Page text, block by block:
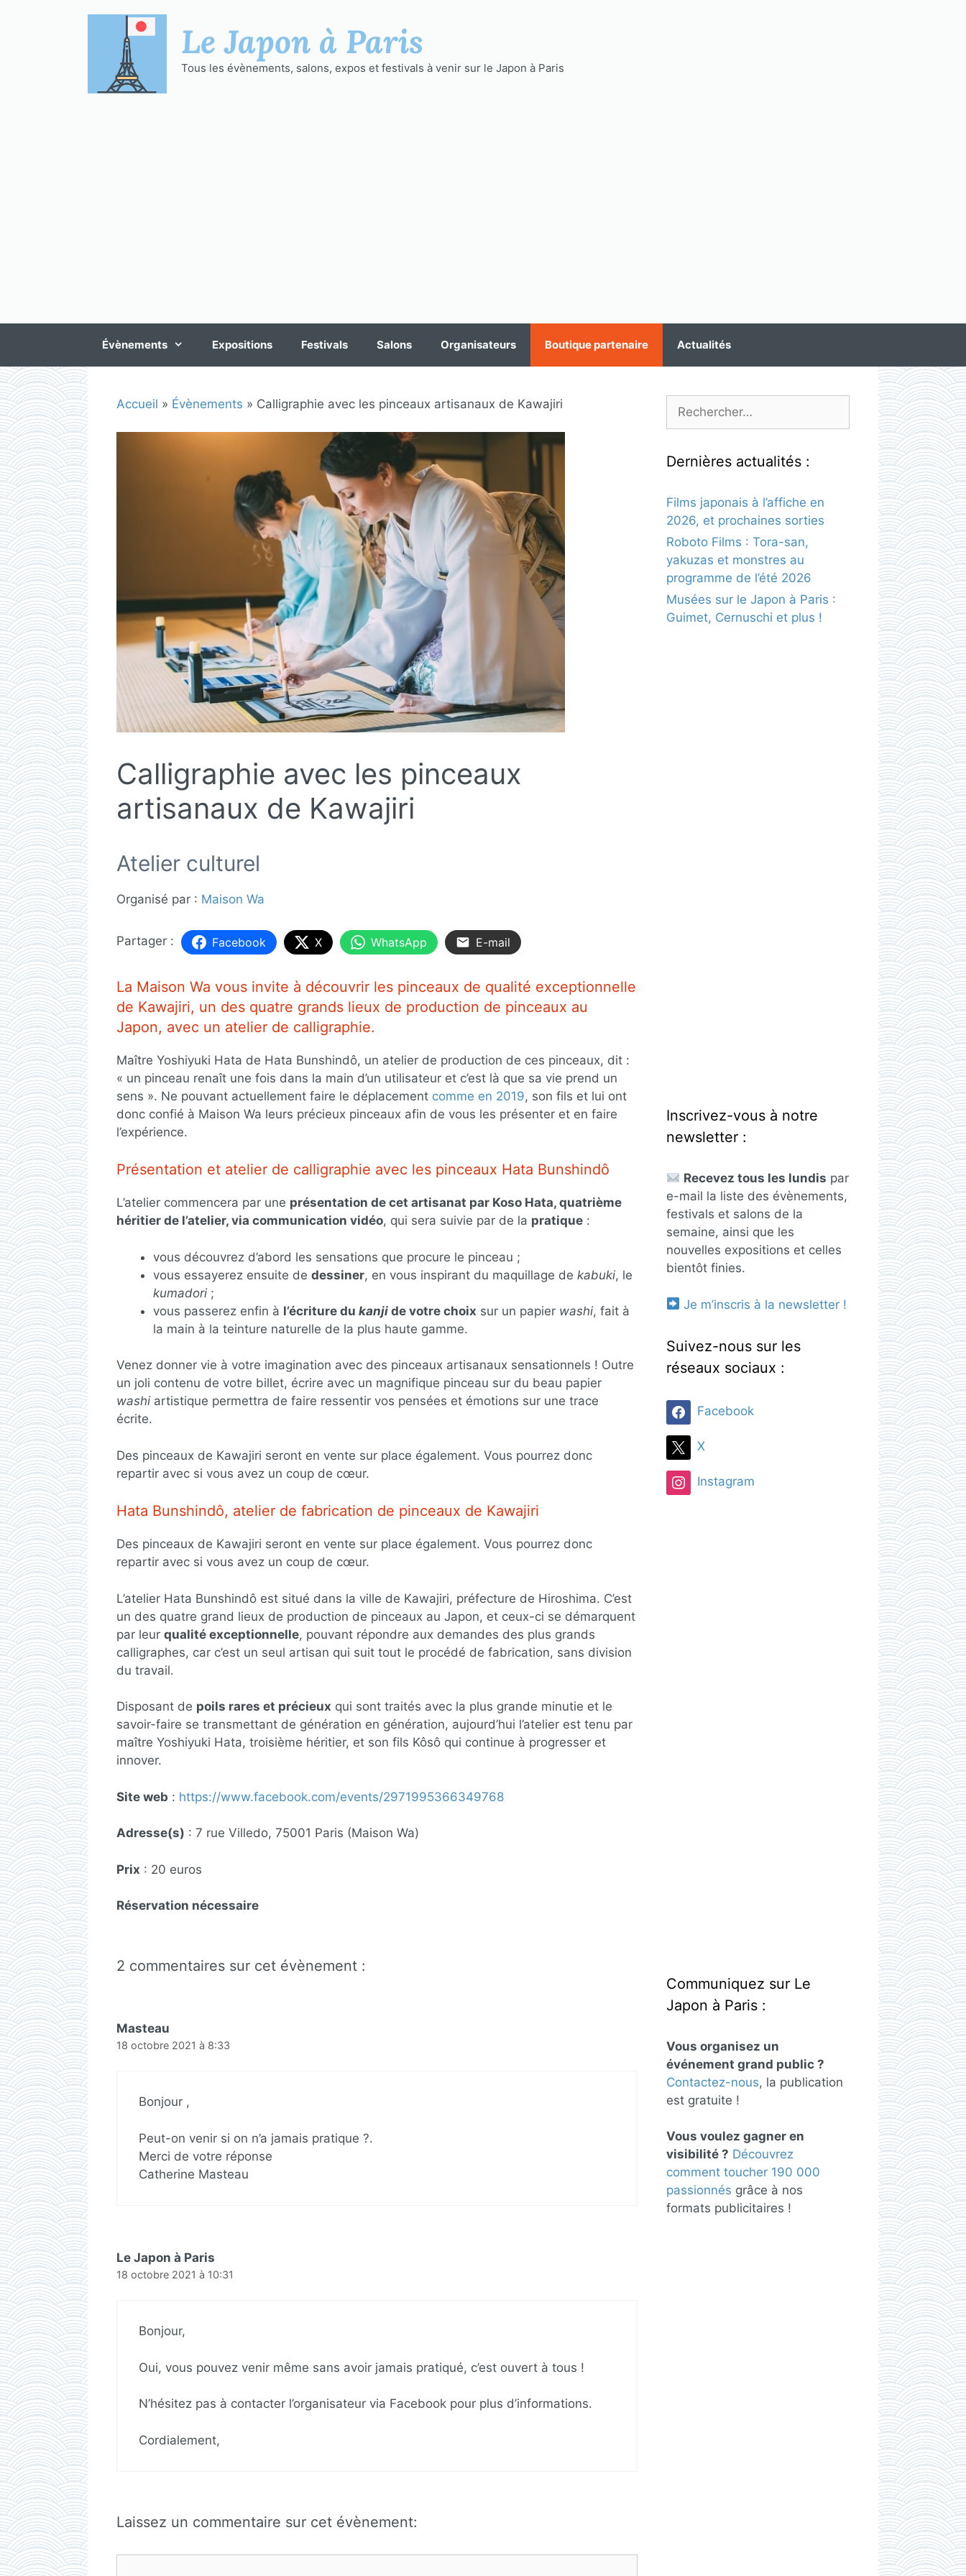
Le Japon à Paris
Tous les évènements, salons, expos et festivals à venir sur le Japon à Paris
Évènements Expositions Festivals Salons Organisateurs Boutique partenaire Actualités
Accueil » Évènements » Calligraphie avec les pinceaux artisanaux de Kawajiri
Calligraphie avec les pinceaux
artisanaux de Kawajiri
Atelier culturel
Organisé par : Maison Wa
Facebook X WhatsApp E-mail
La Maison Wa vous invite à découvrir les pinceaux de qualité exceptionnelle
de Kawajiri, un des quatre grands lieux de production de pinceaux au
Japon, avec un atelier de calligraphie.
Maître Yoshiyuki Hata de Hata Bunshindô, un atelier de production de ces pinceaux, dit :
« un pinceau renaît une fois dans la main d’un utilisateur et c’est là que sa vie prend un
sens ». Ne pouvant actuellement faire le déplacement comme en 2019, son fils et lui ont
donc confié à Maison Wa leurs précieux pinceaux afin de vous les présenter et en faire
l’expérience.
Présentation et atelier de calligraphie avec les pinceaux Hata Bunshindô
L’atelier commencera par une présentation de cet artisanat par Koso Hata, quatrième
héritier de l’atelier, via communication vidéo, qui sera suivie par de la pratique :
vous découvrez d’abord les sensations que procure le pinceau ;
vous essayerez ensuite de dessiner, en vous inspirant du maquillage de kabuki, le
kumadori ;
vous passerez enfin à l’écriture du kanji de votre choix sur un papier washi, fait à
la main à la teinture naturelle de la plus haute gamme.
Venez donner vie à votre imagination avec des pinceaux artisanaux sensationnels ! Outre
un joli contenu de votre billet, écrire avec un magnifique pinceau sur du beau papier
washi artistique permettra de faire ressentir vos pensées et émotions sur une trace
écrite.
Des pinceaux de Kawajiri seront en vente sur place également. Vous pourrez donc
repartir avec si vous avez un coup de cœur.
Hata Bunshindô, atelier de fabrication de pinceaux de Kawajiri
Des pinceaux de Kawajiri seront en vente sur place également. Vous pourrez donc
repartir avec si vous avez un coup de cœur.
L’atelier Hata Bunshindô est situé dans la ville de Kawajiri, préfecture de Hiroshima. C’est
un des quatre grand lieux de production de pinceaux au Japon, et ceux-ci se démarquent
par leur qualité exceptionnelle, pouvant répondre aux demandes des plus grands
calligraphes, car c’est un seul artisan qui suit tout le procédé de fabrication, sans division
du travail.
Disposant de poils rares et précieux qui sont traités avec la plus grande minutie et le
savoir-faire se transmettant de génération en génération, aujourd’hui l’atelier est tenu par
maître Yoshiyuki Hata, troisième héritier, et son fils Kôsô qui continue à progresser et
innover.
Site web : https://www.facebook.com/events/2971995366349768
Adresse(s) : 7 rue Villedo, 75001 Paris (Maison Wa)
Prix : 20 euros
Réservation nécessaire
2 commentaires sur cet évènement :
Masteau
18 octobre 2021 à 8:33
Bonjour ,
Peut-on venir si on n’a jamais pratique ?.
Merci de votre réponse
Catherine Masteau
Le Japon à Paris
18 octobre 2021 à 10:31
Bonjour,
Oui, vous pouvez venir même sans avoir jamais pratiqué, c’est ouvert à tous !
N’hésitez pas à contacter l’organisateur via Facebook pour plus d’informations.
Cordialement,
Laissez un commentaire sur cet évènement:
Rechercher :
Dernières actualités :
Films japonais à l’affiche en
2026, et prochaines sorties
Roboto Films : Tora-san,
yakuzas et monstres au
programme de l’été 2026
Musées sur le Japon à Paris :
Guimet, Cernuschi et plus !
Inscrivez-vous à notre
newsletter :
Recevez tous les lundis par
e-mail la liste des évènements,
festivals et salons de la
semaine, ainsi que les
nouvelles expositions et celles
bientôt finies.
Je m’inscris à la newsletter !
Suivez-nous sur les
réseaux sociaux :
Facebook
X
Instagram
Communiquez sur Le
Japon à Paris :
Vous organisez un
événement grand public ?
Contactez-nous, la publication
est gratuite !
Vous voulez gagner en
visibilité ? Découvrez
comment toucher 190 000
passionnés grâce à nos
formats publicitaires !